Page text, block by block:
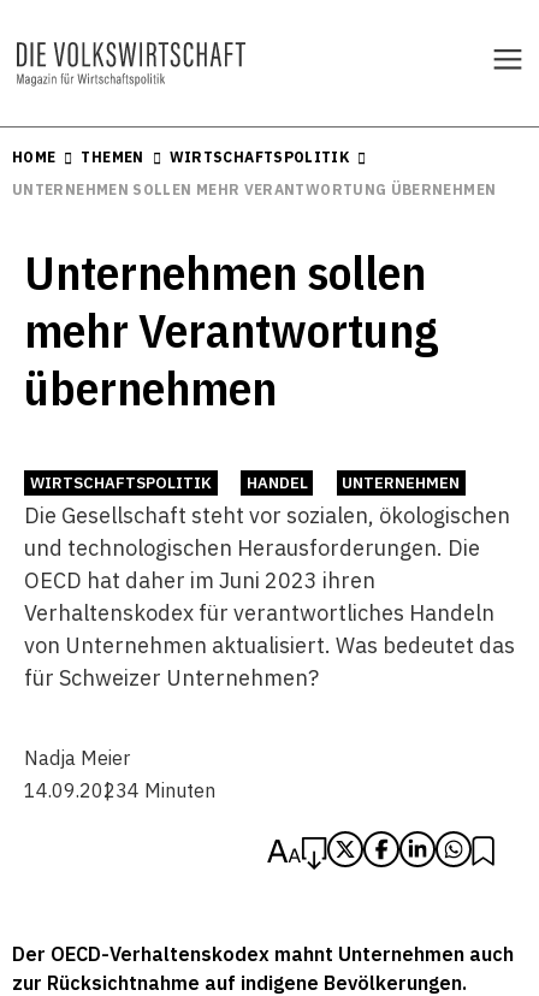
HOME THEMEN
WIRTSCHAFTSPOLITIK
UNTERNEHMEN SOLLEN MEHR VERANTWORTUNG ÜBERNEHMEN
Unternehmen sollen
mehr Verantwortung
übernehmen
WIRTSCHAFTSPOLITIK HANDEL UNTERNEHMEN
Die Gesellschaft steht vor sozialen, ökologischen
und technologischen Herausforderungen. Die
OECD hat daher im Juni 2023 ihren
Verhaltenskodex für verantwortliches Handeln
von Unternehmen aktualisiert. Was bedeutet das
für Schweizer Unternehmen?
Nadja Meier
14.09.20234 Minuten
Der OECD-Verhaltenskodex mahnt Unternehmen auch
zur Rücksichtnahme auf indigene Bevölkerungen.